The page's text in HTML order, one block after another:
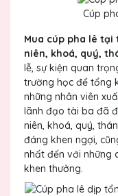
Cúp
Mua cúp pha lê
niên, khoá, quý,
lễ, sự kiện quan
trường học để tổng
những nhân viên
lãnh đạo tài ba đã
niên, khoá, quý,
đáng khen ngợi,
nhất đến với những
khen thưởng.